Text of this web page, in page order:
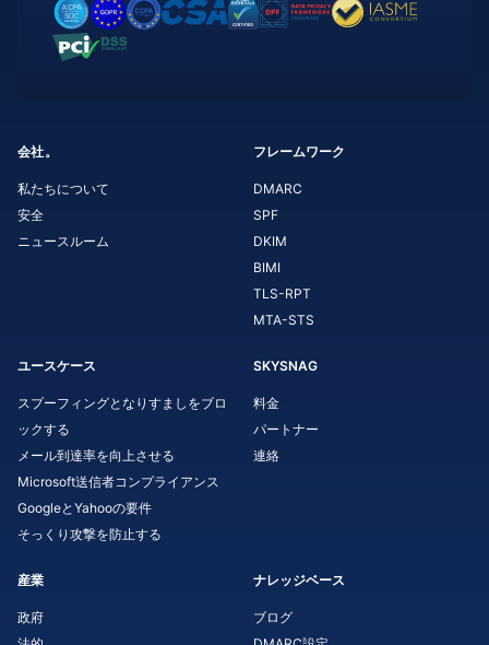
会社。
私たちについて
安全
ニュースルーム
フレームワーク
DMARC
SPF
DKIM
BIMI
TLS-RPT
MTA-STS
ユースケース
スプーフィングとなりすましをブロ
ックする
メール到達率を向上させる
Microsoft送信者コンプライアンス
GoogleとYahooの要件
そっくり攻撃を防止する
SKYSNAG
料金
パートナー
連絡
産業
政府
ナレッジベース
ブログ